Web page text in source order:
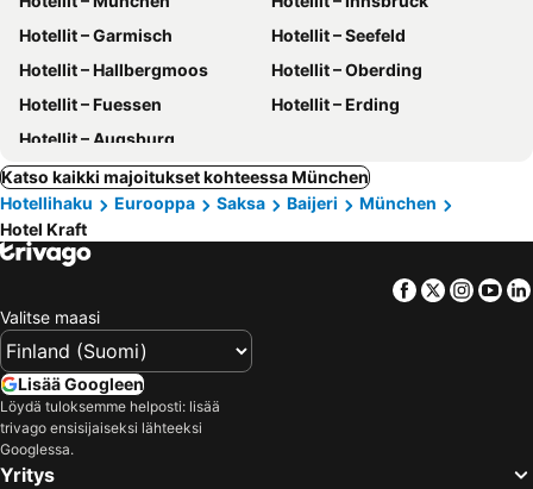
Hotellit – Garmisch
Hotellit – Seefeld
Hotellit – Hallbergmoos
Hotellit – Oberding
Hotellit – Fuessen
Hotellit – Erding
Hotellit – Augsburg
Katso kaikki majoitukset kohteessa München
Hotellihaku
Eurooppa Saksa Baijeri
München
Hotel Kraft
Facebook
Twitter
Valitse maasi
Lisää Googleen
Löydä tuloksemme helposti: lisää
trivago ensisijaiseksi lähteeksi
Googlessa.
Yritys